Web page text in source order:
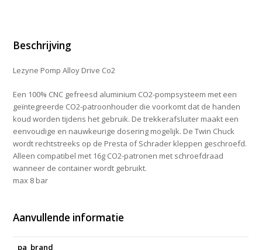
Beschrijving
Lezyne Pomp Alloy Drive Co2
Een 100% CNC gefreesd aluminium CO2-pompsysteem met een
geïntegreerde CO2-patroonhouder die voorkomt dat de handen
koud worden tijdens het gebruik. De trekkerafsluiter maakt een
eenvoudige en nauwkeurige dosering mogelijk. De Twin Chuck
wordt rechtstreeks op de Presta of Schrader kleppen geschroefd.
Alleen compatibel met 16g CO2-patronen met schroefdraad
wanneer de container wordt gebruikt.
max 8 bar
Aanvullende informatie
pa_brand